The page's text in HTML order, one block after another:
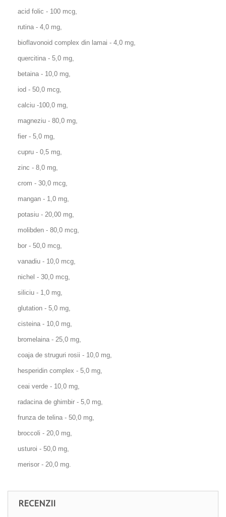
acid folic - 100 mcg,
rutina - 4,0 mg,
bioflavonoid complex din lamai - 4,0 mg,
quercitina - 5,0 mg,
betaina - 10,0 mg,
iod - 50,0 mcg,
calciu -100,0 mg,
magneziu - 80,0 mg,
fier - 5,0 mg,
cupru - 0,5 mg,
zinc - 8,0 mg,
crom - 30,0 mcg,
mangan - 1,0 mg,
potasiu - 20,00 mg,
molibden - 80,0 mcg,
bor - 50,0 mcg,
vanadiu - 10,0 mcg,
nichel - 30,0 mcg,
siliciu - 1,0 mg,
glutation - 5,0 mg,
cisteina - 10,0 mg,
bromelaina - 25,0 mg,
coaja de struguri rosii - 10,0 mg,
hesperidin complex - 5,0 mg,
ceai verde - 10,0 mg,
radacina de ghimbir - 5,0 mg,
frunza de telina - 50,0 mg,
broccoli - 20,0 mg,
usturoi - 50,0 mg,
merisor - 20,0 mg.
RECENZII